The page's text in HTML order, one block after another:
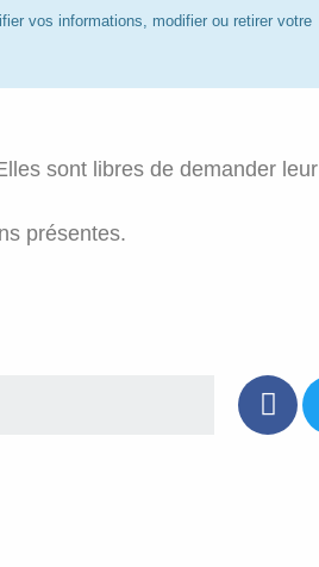
vos informations, modifier ou retirer votre
sont libres de demander leur
présentes.